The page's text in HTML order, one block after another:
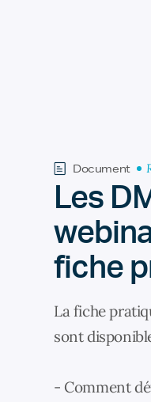
Document
Les
fiche
La fiche
sont
- Comment